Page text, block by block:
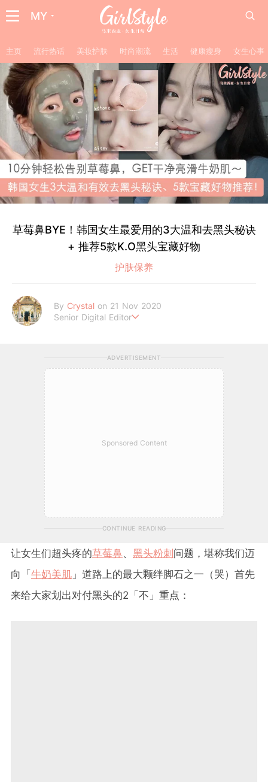
MY
主页 流行热话 美妆护肤 时尚潮流 生活 健康瘦身 女生心事
草莓鼻BYE！韩国女生最爱用的3大温和去黑头秘诀
+ 推荐5款K.O黑头宝藏好物
护肤保养
By Crystal on 21 Nov 2020
Senior Digital Editor
ADVERTISEMENT
Sponsored Content
CONTINUE READING
让女生们超头疼的草莓鼻、 黑头粉刺问题，堪称我们迈
向「牛奶美肌 」道路上的最大颗绊脚石之一（哭）首先
来给大家划出对付黑头的2「不」重点：